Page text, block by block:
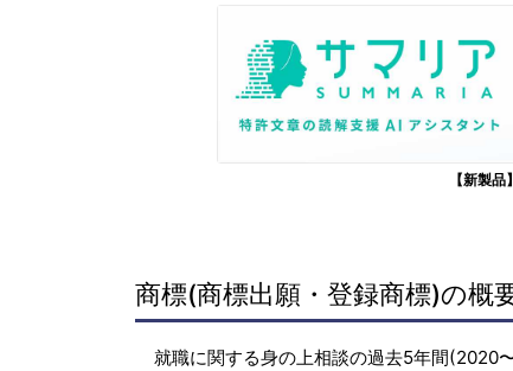
【新製
商標(商標出願・登録商標)の概
就職に関する身の上相談の過去5年間(2020